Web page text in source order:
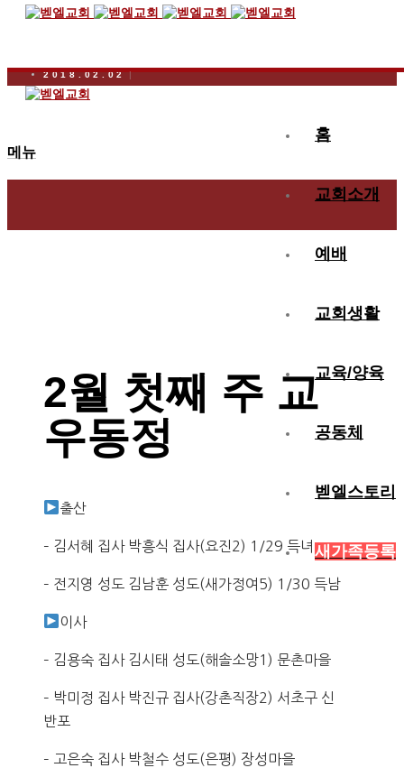
홈
교회소개
예배
교회생활
교육/양육
공동체
벧엘스토리
새가족등록
메뉴
2018.02.02
2월 첫째 주 교
우동정
출산
– 김서혜 집사 박흥식 집사(요진2) 1/29 득녀
– 전지영 성도 김남훈 성도(새가정여5) 1/30 득남
이사
– 김용숙 집사 김시태 성도(해솔소망1) 문촌마을
– 박미정 집사 박진규 집사(강촌직장2) 서초구 신
반포
– 고은숙 집사 박철수 성도(은평) 장성마을